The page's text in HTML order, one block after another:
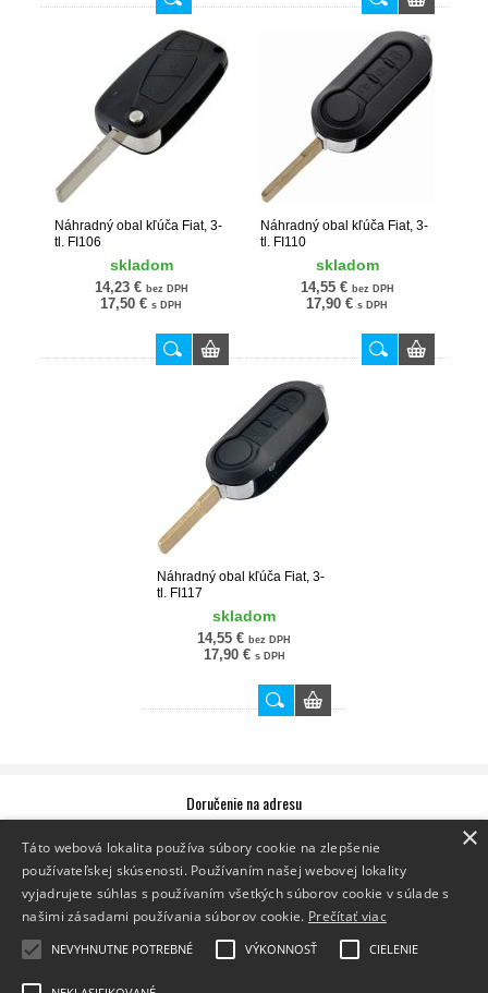
Náhradný obal kľúča Fiat, 3-
tl. FI106
skladom
14,23 € bez DPH
17,50 € s DPH
Náhradný obal kľúča Fiat, 3-
tl. FI110
skladom
14,55 € bez DPH
17,90 € s DPH
Náhradný obal kľúča Fiat, 3-
tl. FI117
skladom
14,55 € bez DPH
17,90 € s DPH
Doručenie na adresu
Sledovanie zásielky
Doručenie na výdajné miesto
Vyzdvihnite si zásielku na jednom z výdajných miest Packeta.
Zoznam výdajných miest
Doručenie do Z-BOXu
Vyzdvihnite si zásielku v Z-BOXe,
ktorý je vám k dispozícii 24/7.
×
Táto webová lokalita používa súbory cookie na zlepšenie
používateľskej skúsenosti. Používaním našej webovej lokality
vyjadrujete súhlas s používaním všetkých súborov cookie v súlade s
našimi zásadami používania súborov cookie. Prečítať viac
NEVYHNUTNE POTREBNÉ VÝKONNOSŤ CIELENIE